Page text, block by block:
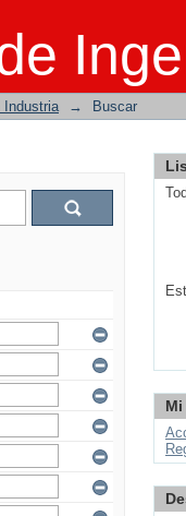
Industria → Buscar